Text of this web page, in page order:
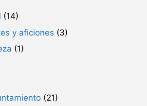
(14)
y aficiones (3)
(1)
(21)